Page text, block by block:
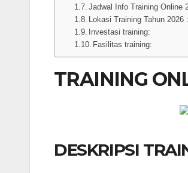
Jadwal Info Training Online
Lokasi Training Tahun 2026 :
Investasi training:
Fasilitas training:
TRAINING
DESKRIPSI